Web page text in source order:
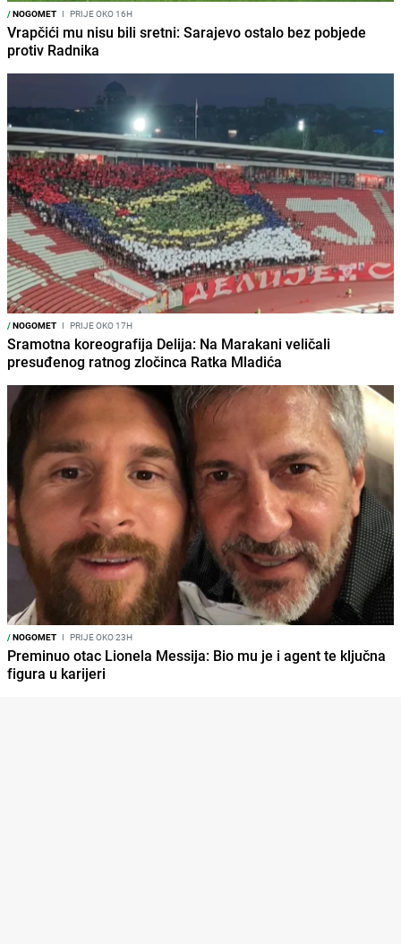
/NOGOMET I PRIJE OKO 16H
Vrapčići mu nisu bili sretni: Sarajevo ostalo bez pobjede
protiv Radnika
/NOGOMET I PRIJE OKO 17H
Sramotna koreografija Delija: Na Marakani veličali
presuđenog ratnog zločinca Ratka Mladića
/NOGOMET I PRIJE OKO 23H
Preminuo otac Lionela Messija: Bio mu je i agent te ključna
figura u karijeri